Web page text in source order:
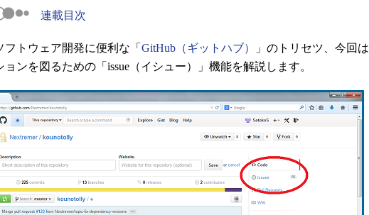
連載目次
トウェア開発に便利な「 GitHub（ギットハブ）
」のトリセツ、今回は
ョンを図るための「issue（イシュー）」機能を解説します。